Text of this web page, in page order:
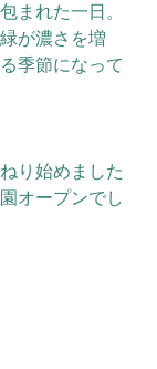
まれた一日。
が濃さを増
季節になって
り始めました
オープンでし